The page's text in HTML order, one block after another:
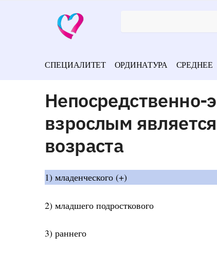
СПЕЦИАЛИТЕТ ОРДИНАТУРА СРЕДНЕЕ
взрослым
возраста
1) младенческого (+)
2) младшего подросткового
3) раннего